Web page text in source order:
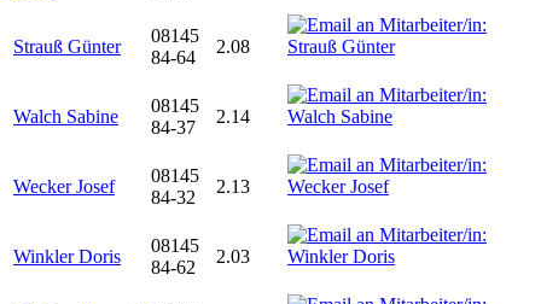
Strauß Günter
08145
84-64
2.08
Walch Sabine
08145
84-37
2.14
Wecker Josef
08145
84-32
2.13
Winkler Doris
08145
84-62
2.03